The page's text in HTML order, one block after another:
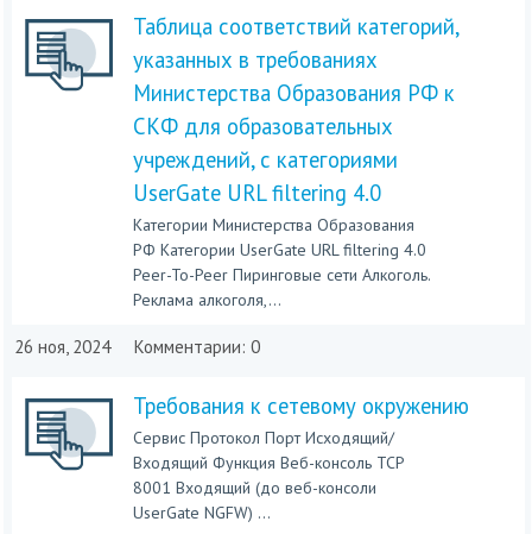
Таблица соответствий категорий,
указанных в требованиях
Министерства Образования РФ к
СКФ для образовательных
учреждений, с категориями
UserGate URL filtering 4.0
Категории Министерства Образования
РФ Категории UserGate URL filtering 4.0
Peer-To-Peer Пиринговые сети Алкоголь.
Реклама алкоголя,...
26 ноя, 2024 Комментарии: 0
Требования к сетевому окружению
Сервис Протокол Порт Исходящий/
Входящий Функция Веб-консоль TCP
8001 Входящий (до веб-консоли
UserGate NGFW) ...